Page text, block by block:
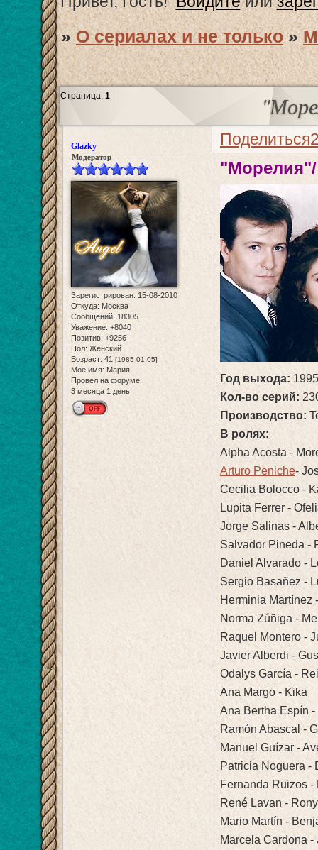
»О сериалах и не только »
Страница:1
Поделиться
Glazky
Модератор
Зарегистрирован: 15-08-2010
Откуда: Москва
Сообщений: 18305
Уважение: +8040
Позитив: +9256
Пол: Женский
Возраст: 41 [1985-01-05]
Мое имя: Мария
Провел на форуме:
3 месяца 1 день
Год выхода:
Кол-во серий:
Производство:
В ролях:
Alpha Acosta -
Arturo Peniche-
Cecilia Bolocco -
Lupita Ferrer -
Jorge Salinas -
Salvador Pineda -
Daniel Alvarado -
Sergio Basañez -
Herminia Martínez
Norma Zúñiga -
Raquel Montero -
Javier Alberdi -
Odalys García -
Ana Margo - Kika
Ana Bertha Espín
Ramón Abascal -
Manuel Guízar -
Patricia Noguera -
Fernanda Ruizos -
René Lavan - Rony
Mario Martín -
Marcela Cardona